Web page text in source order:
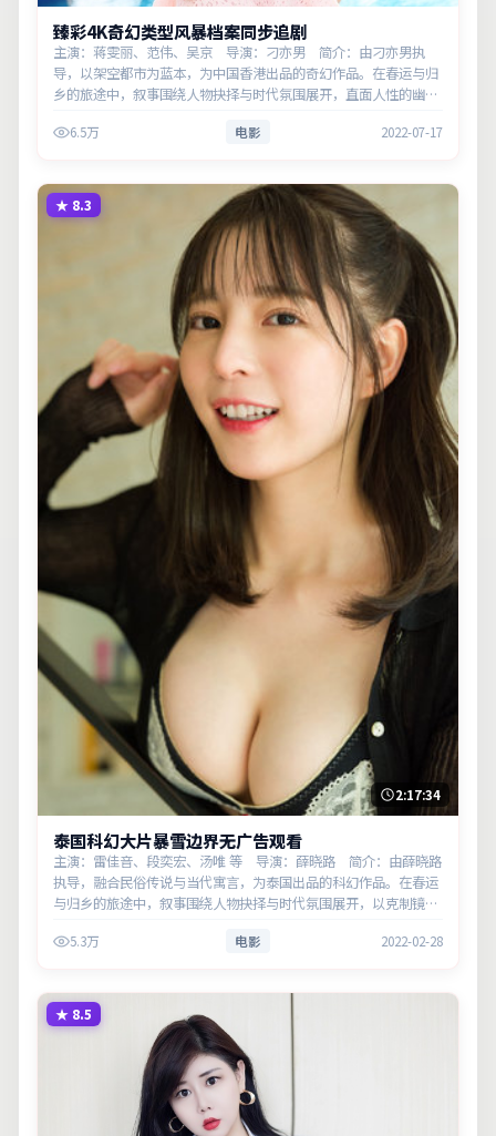
臻彩4K奇幻类型风暴档案同步追剧
主演：蒋雯丽、范伟、吴京 导演：刁亦男 简介：由刁亦男执
导，以架空都市为蓝本，为中国香港出品的奇幻作品。在春运与归
乡的旅途中，叙事围绕人物抉择与时代氛围展开，直面人性的幽微
6.5万 电影 2022-07-17
★ 8.3
2:17:34
泰国科幻大片暴雪边界无广告观看
主演：雷佳音、段奕宏、汤唯 等 导演：薛晓路 简介：由薛晓路
执导，融合民俗传说与当代寓言，为泰国出品的科幻作品。在春运
与归乡的旅途中，叙事围绕人物抉择与时代氛围展开，以克制镜头
意义。
5.3万 电影 2022-02-28
★ 8.5